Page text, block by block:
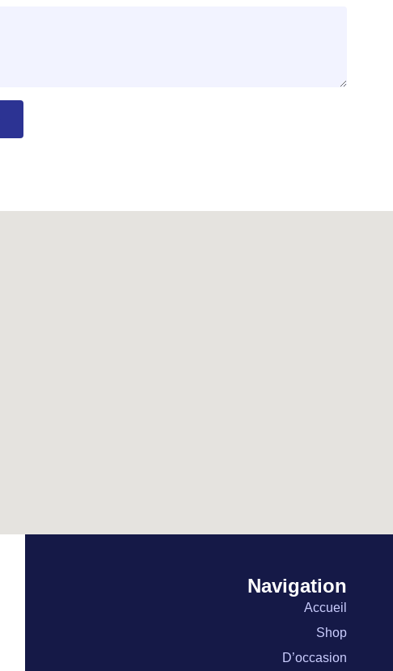
Navigation
Accueil
Shop
D’occasion